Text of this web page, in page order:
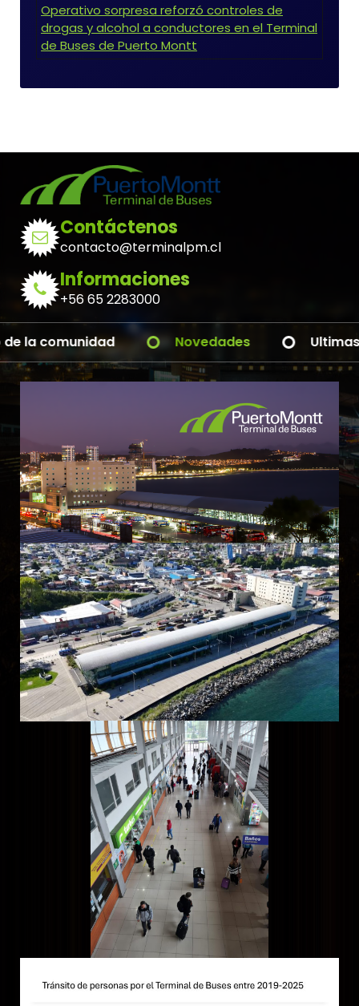
Operativo sorpresa reforzó controles de
drogas y alcohol a conductores en el Terminal
de Buses de Puerto Montt
Contáctenos
contacto@terminalpm.cl
Informaciones
+56 65 2283000
Pronto nuevas novedades Al servicio de la